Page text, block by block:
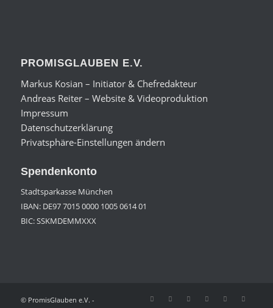
PROMISGLAUBEN E.V.
Markus Kosian – Initiator & Chefredakteur
Andreas Reiter – Website & Videoproduktion
Impressum
Datenschutzerklärung
Privatsphäre-Einstellungen ändern
Spendenkonto
Stadtsparkasse München
IBAN: DE97 7015 0000 1005 0614 01
BIC: SSKMDEMMXXX
© PromisGlauben e.V. -